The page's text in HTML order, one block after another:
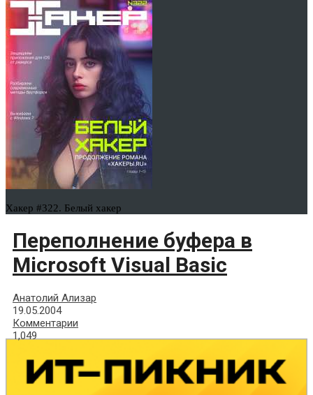
Хакер #322. Белый хакер
Переполнение буфера в
Microsoft Visual Basic
Анатолий Ализар
19.05.2004
Комментарии
1,049